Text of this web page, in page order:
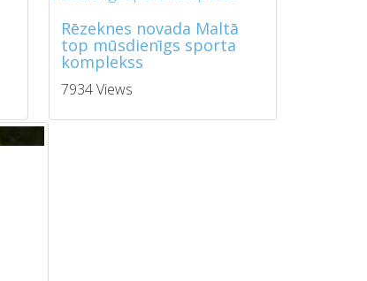
Rēzeknes novada Maltā
top mūsdienīgs sporta
komplekss
7934 Views